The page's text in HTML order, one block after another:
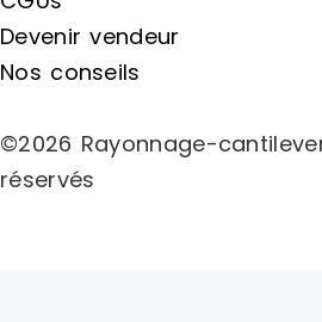
Devenir vendeur
Nos conseils
©2026 Rayonnage-
réservés